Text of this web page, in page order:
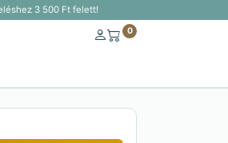
3 500 Ft felett!
0